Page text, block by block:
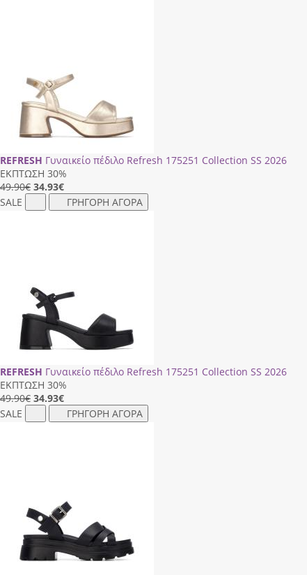
REFRESH Γυναικείο πέδιλο Refresh 175251 Collection SS 2026
ΕΚΠΤΩΣΗ 30%
49.90€ 34.93€
SALE
ΓΡΗΓΟΡΗ ΑΓΟΡΑ
REFRESH Γυναικείο πέδιλο Refresh 175251 Collection SS 2026
ΕΚΠΤΩΣΗ 30%
49.90€ 34.93€
SALE
ΓΡΗΓΟΡΗ ΑΓΟΡΑ